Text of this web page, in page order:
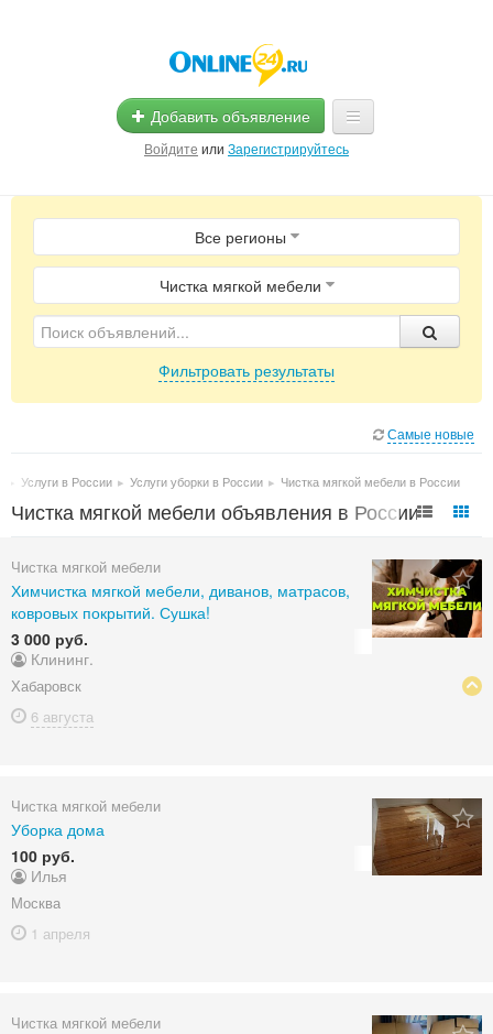
Добавить объявление
Войдите или Зарегистрируйтесь
Главная
Помощь
Услуги
Магазины
Все регионы
Чистка мягкой мебели
Фильтровать результаты
Самые новые
Услуги в России ▸ Услуги уборки в России ▸ Чистка мягкой мебели в России
Чистка мягкой мебели объявления в России
Чистка мягкой мебели
Химчистка мягкой мебели, диванов, матрасов,
ковровых покрытий. Сушка!
3 000 руб.
Клининг.
Хабаровск
6 августа
Чистка мягкой мебели
Уборка дома
100 руб.
Илья
Москва
1 апреля
Чистка мягкой мебели